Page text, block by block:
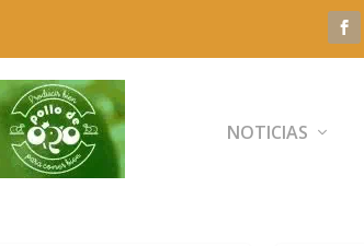
NOTICIAS